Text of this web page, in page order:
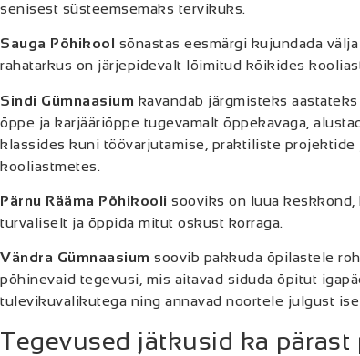
senisest süsteemsemaks tervikuks.
Sauga Põhikool sõnastas eesmärgi kujundada
rahatarkus on järjepidevalt lõimitud kõikides
Sindi Gümnaasium kavandab järgmisteks
õppe ja karjääriõppe tugevamalt õppekavaga,
klassides kuni töövarjutamise, praktiliste
kooliastmetes.
Pärnu Rääma Põhikooli sooviks on luua keskkond,
turvaliselt ja õppida mitut oskust korraga.
Vändra Gümnaasium soovib pakkuda õpilastele
põhinevaid tegevusi, mis aitavad siduda õpitut
tulevikuvalikutega ning annavad noortele julgust
Tegevused jätkusid ka